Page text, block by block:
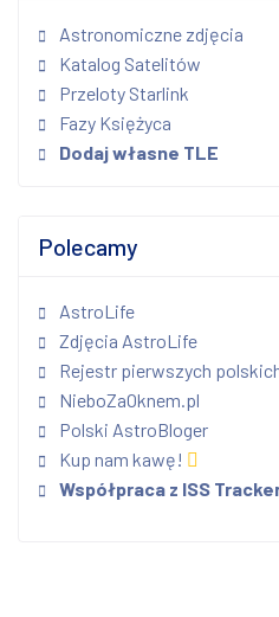
Astronomiczne zdjęcia
Katalog Satelitów
Przeloty Starlink
Fazy Księżyca
Dodaj własne TLE
Polecamy
AstroLife
Zdjęcia AstroLife
Rejestr pierwszych
NieboZaOknem.pl
Polski AstroBloger
Kup nam kawę!
Współpraca z ISS